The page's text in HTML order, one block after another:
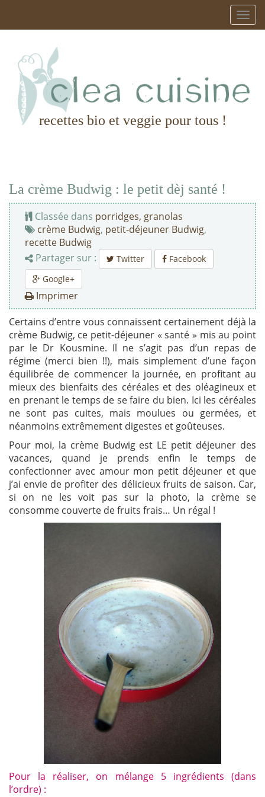
recettes bio et veggie pour tous !
La crème Budwig : le petit dèj santé !
Classée dans porridges, granolas
crème Budwig, petit-déjeuner Budwig,
recette Budwig
Partager sur :
Twitter
Facebook
Google+
Imprimer
Certains d’entre vous connaissent certainement déjà la
crème Budwig, ce petit-déjeuner « santé » mis au point
par le Dr Kousmine. Il ne s’agit pas d’un repas de
régime (merci bien !!), mais simplement d’une façon
équilibrée de commencer la journée, en profitant au
mieux des bienfaits des céréales et des oléagineux et
en prenant le temps de se faire du bien. Ici les céréales
ne sont pas cuites, mais moulues ou germées, et
néanmoins extrêmement digestes et goûteuses.
Pour moi, la crème Budwig est LE petit déjeuner des
vacances, quand je prends enfin le temps de
confectionner avec amour mon petit déjeuner et que
j’ai envie de profiter des délicieux fruits de saison. Car,
si on ne les voit pas sur la photo, la crème se
consomme couverte de fruits frais… Un régal !
Pour la réaliser, on mélange 5 ingrédients (dans
l’ordre) :